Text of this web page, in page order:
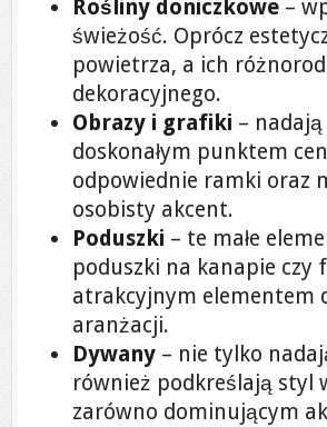
Rośliny doniczkowe –
świeżość. Oprócz
powietrza, a ich
dekoracyjnego.
Obrazy i grafiki –
doskonałym punktem
odpowiednie ramki oraz
osobisty akcent.
Poduszki – te małe
poduszki na kanapie
atrakcyjnym elementem
aranżacji.
Dywany – nie tylko
również podkreślają styl
zarówno dominującym